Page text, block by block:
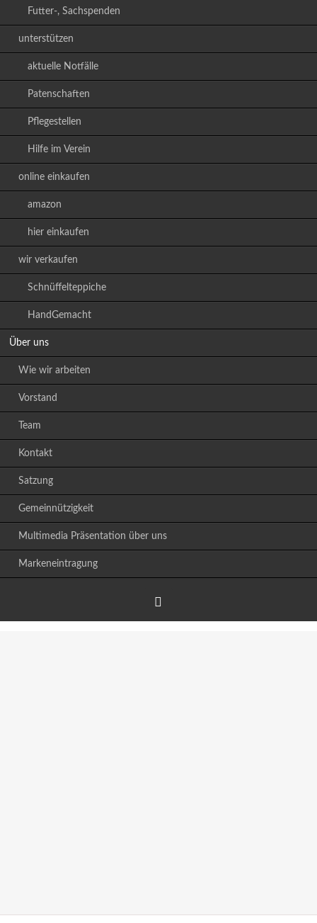
Futter-, Sachspenden
unterstützen
aktuelle Notfälle
Patenschaften
Pflegestellen
Hilfe im Verein
online einkaufen
amazon
hier einkaufen
wir verkaufen
Schnüffelteppiche
HandGemacht
Über uns
Wie wir arbeiten
Vorstand
Team
Kontakt
Satzung
Gemeinnützigkeit
Multimedia Präsentation über uns
Markeneintragung